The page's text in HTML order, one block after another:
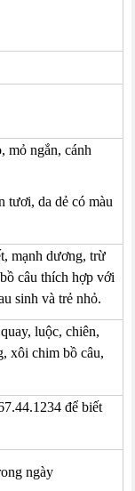
mỏ ngắn, cánh
tươi, da dẻ có màu
mạnh dương, trừ
câu thích hợp với
sinh và trẻ nhỏ.
luộc, chiên,
xôi chim bồ câu,
để biết
ngày